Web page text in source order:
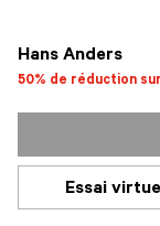
Hans Anders
50% de réduction
Essai